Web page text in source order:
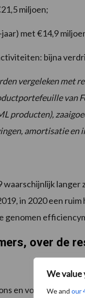
We value
We and our
miljoen;
met €14,9
bijna
vergeleken met
van
producten),
amortisatie en
waarschijnlijk
in 2020 een
genomen
over de
en voor een groot